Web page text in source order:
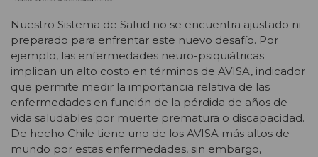
Nuestro Sistema de Salud no se encuentra ajustado ni
preparado para enfrentar este nuevo desafío. Por
ejemplo, las enfermedades neuro-psiquiátricas
implican un alto costo en términos de AVISA, indicador
que permite medir la importancia relativa de las
enfermedades en función de la pérdida de años de
vida saludables por muerte prematura o discapacidad.
De hecho Chile tiene uno de los AVISA más altos de
mundo por estas enfermedades, sin embargo,